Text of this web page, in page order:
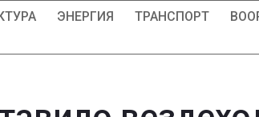
ЭНЕРГИЯ ТРАНСПОРТ